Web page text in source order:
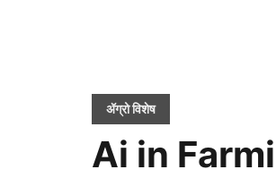
ॲग्रो विशेष
Ai in